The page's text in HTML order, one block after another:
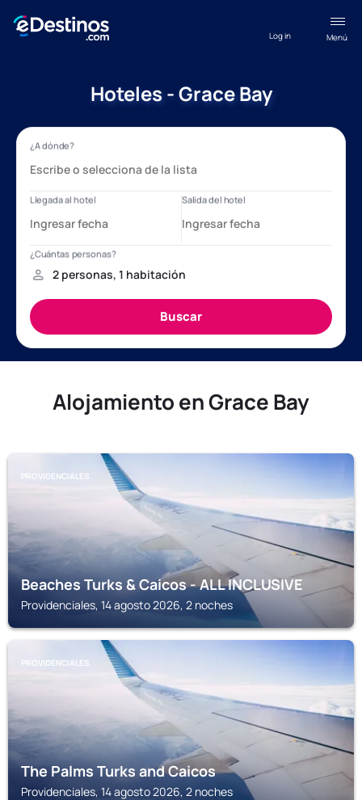
Menú
Log in
Hoteles - Grace Bay
Alojamiento en Grace Bay
PROVIDENCIALES
Beaches Turks & Caicos - ALL INCLUSIVE
Providenciales, 14 agosto 2026, 2 noches
PROVIDENCIALES
The Palms Turks and Caicos
Providenciales, 14 agosto 2026, 2 noches